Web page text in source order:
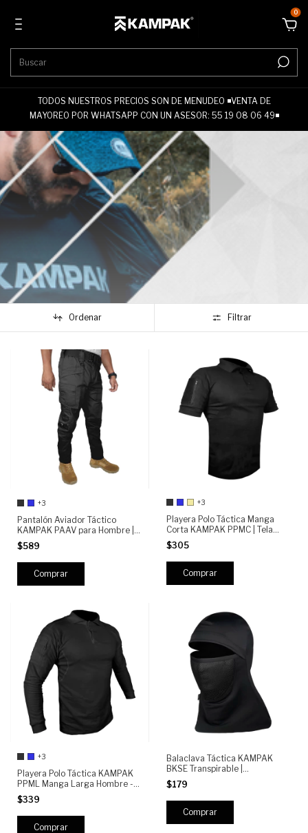
0
TODOS NUESTROS PRECIOS SON DE MENUDEO ◾VENTA DE
MAYOREO POR WHATSAPP CON UN ASESOR: 55 19 08 06 49◾
Ordenar Filtrar
+3
Pantalón Aviador Táctico
KAMPAK PAAV para Hombre |
Militar Multibolsillos |
Resistente, Cómodo y RIPSTOP
| Trabajo y Outdoor,
Semirepelente
$589
Comprar
+3
Playera Polo Táctica Manga
Corta KAMPAK PPMC | Tela
Transpirable | Bolsas con Cierre
| Espacio para Parches
$305
Comprar
+3
Playera Polo Táctica KAMPAK
PPML Manga Larga Hombre -
Tela transpirable, Bolsas con
Cierre y Espacio para Parches,
Táctica, Militar, Resistente
$339
Comprar
Balaclava Táctica KAMPAK
BKSE Transpirable |
Pasamontañas Elástico con
Zonas Ventiladas | Uso Outdoor,
Moto, Airsoft, Clima Frío
$179